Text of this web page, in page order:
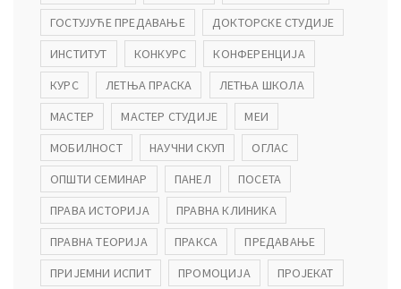
ГОСТУЈУЋЕ ПРЕДАВАЊЕ
ДОКТОРСКЕ СТУДИЈЕ
ИНСТИТУТ
КОНКУРС
КОНФЕРЕНЦИЈА
КУРС
ЛЕТЊА ПРАСКА
ЛЕТЊА ШКОЛА
МАСТЕР
МАСТЕР СТУДИЈЕ
МЕИ
МОБИЛНОСТ
НАУЧНИ СКУП
ОГЛАС
ОПШТИ СЕМИНАР
ПАНЕЛ
ПОСЕТА
ПРАВА ИСТОРИЈА
ПРАВНА КЛИНИКА
ПРАВНА ТЕОРИЈА
ПРАКСА
ПРЕДАВАЊЕ
ПРИЈЕМНИ ИСПИТ
ПРОМОЦИЈА
ПРОЈЕКАТ